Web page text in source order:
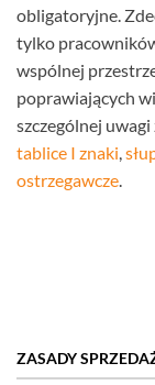
obligatoryjne.
tylko
wspólnej
poprawiających
szczególnej
tablice I znaki,
ostrzegawcze.
ZASADY